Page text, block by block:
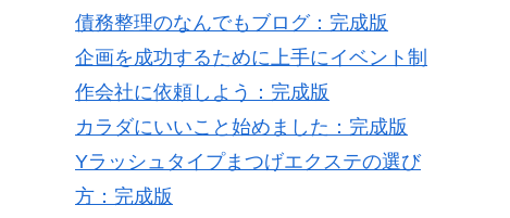
債務整理のなんでもブログ：完成版
企画を成功するために上手にイベント制
作会社に依頼しよう：完成版
カラダにいいこと始めました：完成版
Yラッシュタイプまつげエクステの選び
方：完成版